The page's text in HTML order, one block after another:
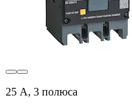
25 А, 3 полюса